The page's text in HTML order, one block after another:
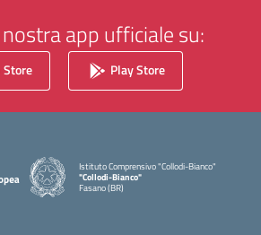
nostra app ufficiale su:
Store Play Store
Istituto Comprensivo "Collodi-Bianco"
"Collodi-Bianco"
Fasano (BR)